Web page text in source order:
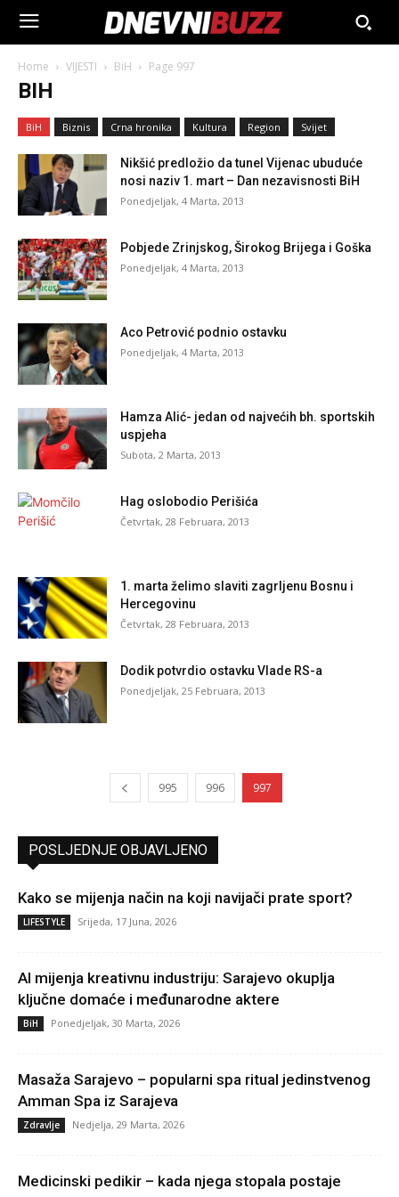
Home VIJESTI BiH Page 997
BIH
BiH Biznis Crna hronika Kultura Region Svijet
Nikšić predložio da tunel Vijenac ubuduće
nosi naziv 1. mart – Dan nezavisnosti BiH
Ponedjeljak, 4 Marta, 2013
Pobjede Zrinjskog, Širokog Brijega i Goška
Ponedjeljak, 4 Marta, 2013
Aco Petrović podnio ostavku
Ponedjeljak, 4 Marta, 2013
Hamza Alić- jedan od najvećih bh. sportskih
uspjeha
Subota, 2 Marta, 2013
Hag oslobodio Perišića
Četvrtak, 28 Februara, 2013
1. marta želimo slaviti zagrljenu Bosnu i
Hercegovinu
Četvrtak, 28 Februara, 2013
Dodik potvrdio ostavku Vlade RS-a
Ponedjeljak, 25 Februara, 2013
995 996 997
POSLJEDNJE OBJAVLJENO
Kako se mijenja način na koji navijači prate sport?
LIFESTYLE Srijeda, 17 Juna, 2026
AI mijenja kreativnu industriju: Sarajevo okuplja
ključne domaće i međunarodne aktere
BiH Ponedjeljak, 30 Marta, 2026
Masaža Sarajevo – popularni spa ritual jedinstvenog
Amman Spa iz Sarajeva
Zdravlje Nedjelja, 29 Marta, 2026
Medicinski pedikir – kada njega stopala postaje